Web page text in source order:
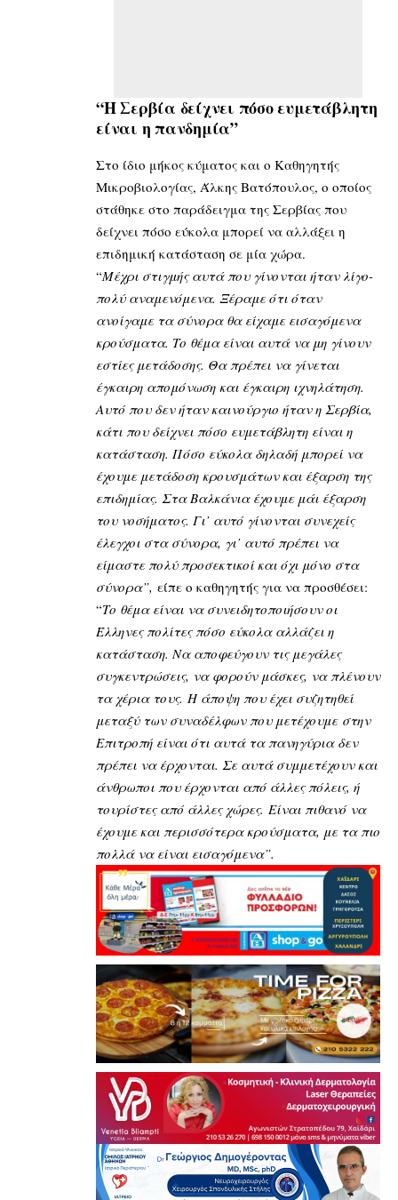
“Η Σερβία δείχνει πόσο ευμετάβλητη
είναι η πανδημία”
Στο ίδιο μήκος κύματος και ο Καθηγητής
Μικροβιολογίας, Άλκης Βατόπουλος, ο οποίος
στάθηκε στο παράδειγμα της Σερβίας που
δείχνει πόσο εύκολα μπορεί να αλλάξει η
επιδημική κατάσταση σε μία χώρα.
“Μέχρι στιγμής αυτά που γίνονται ήταν λίγο-
πολύ αναμενόμενα. Ξέραμε ότι όταν
ανοίγαμε τα σύνορα θα είχαμε εισαγόμενα
κρούσματα. Το θέμα είναι αυτά να μη γίνουν
εστίες μετάδοσης. Θα πρέπει να γίνεται
έγκαιρη απομόνωση και έγκαιρη ιχνηλάτηση.
Αυτό που δεν ήταν καινούργιο ήταν η Σερβία,
κάτι που δείχνει πόσο ευμετάβλητη είναι η
κατάσταση. Πόσο εύκολα δηλαδή μπορεί να
έχουμε μετάδοση κρουσμάτων και έξαρση της
επιδημίας. Στα Βαλκάνια έχουμε μάι έξαρση
του νοσήματος. Γι’ αυτό γίνονται συνεχείς
έλεγχοι στα σύνορα, γι’ αυτό πρέπει να
είμαστε πολύ προσεκτικοί και όχι μόνο στα
σύνορα”, είπε ο καθηγητής για να προσθέσει:
“Το θέμα είναι να συνειδητοποιήσουν οι
Έλληνες πολίτες πόσο εύκολα αλλάζει η
κατάσταση. Να αποφεύγουν τις μεγάλες
συγκεντρώσεις, να φορούν μάσκες, να πλένουν
τα χέρια τους. Η άποψη που έχει συζητηθεί
μεταξύ των συναδέλφων που μετέχουμε στην
Επιτροπή είναι ότι αυτά τα πανηγύρια δεν
πρέπει να έρχονται. Σε αυτά συμμετέχουν και
άνθρωποι που έρχονται από άλλες πόλεις, ή
τουρίστες από άλλες χώρες. Είναι πιθανό να
έχουμε και περισσότερα κρούσματα, με τα πιο
πολλά να είναι εισαγόμενα”.